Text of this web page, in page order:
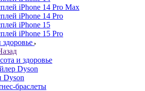
iPhone 14 Pro Max
iPhone 14 Pro
iPhone 15
iPhone 15 Pro
и здоровье
Dyson
Dyson
браслеты